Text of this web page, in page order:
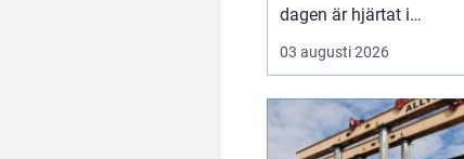
dagen är hjärtat i
entreprenad, skog och
lantbruk. När de stannar,
genomtänkt
maskinservice intebara
03 augusti 2026